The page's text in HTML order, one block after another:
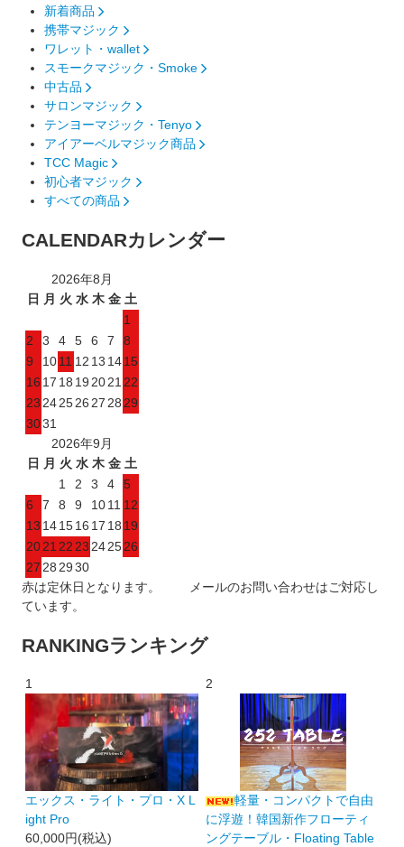
新着商品
携帯マジック
ワレット・wallet
スモークマジック・Smoke
中古品
サロンマジック
テンヨーマジック・Tenyo
アイアーベルマジック商品
TCC Magic
初心者マジック
すべての商品
CALENDARカレンダー
2026年8月
日 月 火 水 木 金 土
1
2
3 4 5 6 7
8
9
1011 12 13 1415
16 17 18 19 2021 22
23 242526 27 28 29
3031
2026年9月
日 月 火 水 木 金 土
1
2 3 4
5
6
7 8 9 1011 12
13 141516 17 18 19
2021 22 23 242526
27 28 2930
赤は定休日となります。 メールのお問い合わせはご対応し
ています。
RANKINGランキング
1
エックス・ライト・プロ・X L
ight Pro
60,000円(税込)
2
軽量・コンパクトで自由
に浮遊！韓国新作フローティ
ングテーブル・Floating Table